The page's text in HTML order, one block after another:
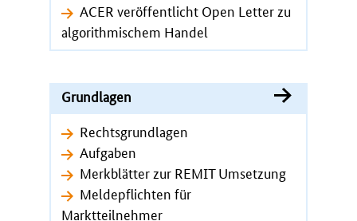
ACER veröffentlicht Open Letter zu
algorithmischem Handel
Grundlagen
Rechtsgrundlagen
Aufgaben
Merkblätter zur REMIT Umsetzung
Meldepflichten für
Marktteilnehmer